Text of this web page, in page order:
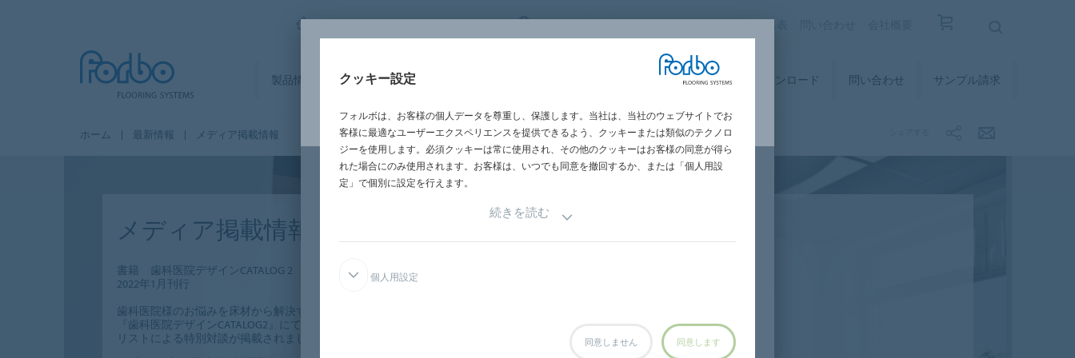
FORBO FLOORING SYSTEMS JAPAN
製品情報 セグメント別 サステナビリティ ダウンロード 問い合わせ サンプル請求
ホーム 最新情報 メディア掲載情報
メディア掲載情報
書籍 歯科医院デザインCATALOG 2
2022年1月刊行
歯科医院様のお悩みを床材から解決するヒントが盛り沢山！
『歯科医院デザインCATALOG2』にてフォルボ、田島ルーフィング社、メディカル・デザイン社の床材スペシャ
リストによる特別対談が掲載されました。
クッキー設定
フォルボは、お客様の個人データを尊重し、保護します。当社は、当社のウェブサイトでお
客様に最適なユーザーエクスペリエンスを提供できるよう、クッキーまたは類似のテクノロ
ジーを使用します。必須クッキーは常に使用され、その他のクッキーはお客様の同意が得ら
れた場合にのみ使用されます。お客様は、いつでも同意を撤回するか、または「個人用設
定」で個別に設定を行えます。
続きを読む
個人用設定
同意しません 同意します